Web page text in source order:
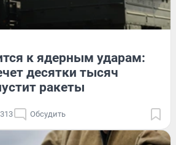
к ядерным ударам:
десятки тысяч
ракеты
313 Обсудить